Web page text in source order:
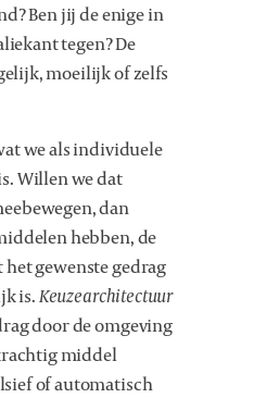
Ben jij de enige in
tegen? De
moeilijk of zelfs
we als individuele
Willen we dat
dan
hebben, de
gewenste gedrag
is.Keuzearchitectuur
door de omgeving
middel
of automatisch